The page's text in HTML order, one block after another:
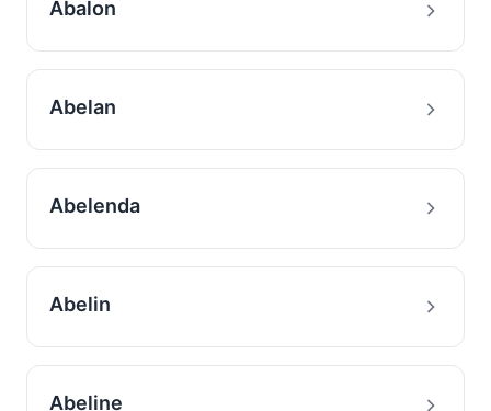
Abalon
Abelan
Abelenda
Abelin
Abeline